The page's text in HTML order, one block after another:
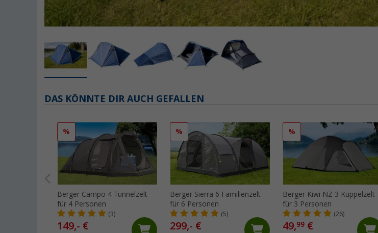
DAS KÖNNTE DIR AUCH GEFALLEN
%
Berger Campo 4 Tunnelzelt
für 4 Personen
(3)
149,- €
%
Berger Sierra 6 Familienzelt
für 6 Personen
(5)
299,- €
%
Berger Kiwi NZ 3 Kuppelzelt
für 3 Personen
(26)
49,99 €